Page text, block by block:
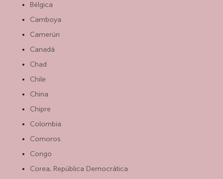
Bélgica
Camboya
Camerún
Canadá
Chad
Chile
China
Chipre
Colombia
Comoros
Congo
Corea, República Democrática